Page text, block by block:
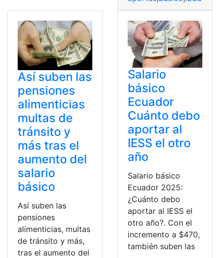
Así suben las
pensiones
alimenticias
multas de
tránsito y
más tras el
aumento del
salario
básico
Así suben las
pensiones
alimenticias, multas
de tránsito y más,
tras el aumento del
Salario
básico
Ecuador
Cuánto debo
aportar al
IESS el otro
año
Salario básico
Ecuador 2025:
¿Cuánto debo
aportar al IESS el
otro año?. Con el
incremento a $470,
también suben las